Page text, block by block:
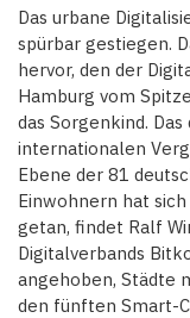
Das urbane
spürbar gestiegen.
hervor, den der
Hamburg vom
das Sorgenkind.
internationalen
Ebene der 81
Einwohnern hat
getan, findet Ralf
Digital­verbands
angehoben, Städte
den fünften Smart-